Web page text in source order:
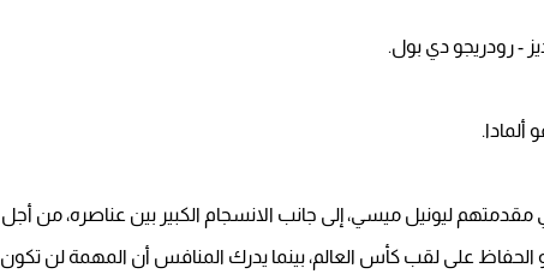
- رودريجو دي بول.
ألمادا.
ليونيل ميسي، إلى جانب الانسجام الكبير بين عناصره، من أجل
على لقب كأس العالم، بينما يدرك المنافس أن المهمة لن تكون